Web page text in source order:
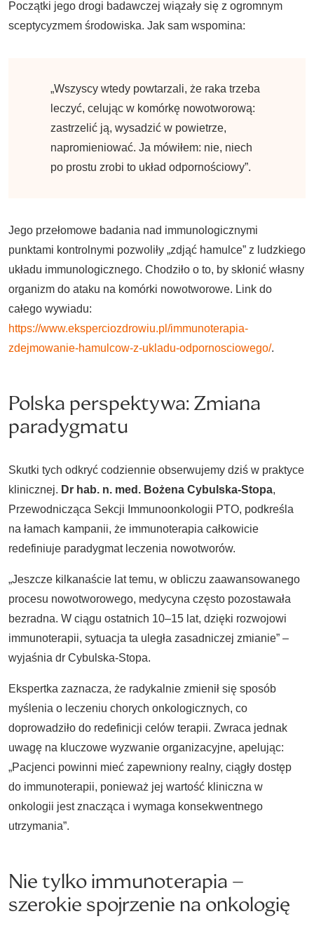
Początki jego drogi badawczej wiązały się z ogromnym
sceptycyzmem środowiska. Jak sam wspomina:
„Wszyscy wtedy powtarzali, że raka trzeba
leczyć, celując w komórkę nowotworową:
zastrzelić ją, wysadzić w powietrze,
napromieniować. Ja mówiłem: nie, niech
po prostu zrobi to układ odpornościowy”.
Jego przełomowe badania nad immunologicznymi
punktami kontrolnymi pozwoliły „zdjąć hamulce” z ludzkiego
układu immunologicznego. Chodziło o to, by skłonić własny
organizm do ataku na komórki nowotworowe. Link do
całego wywiadu:
https://www.eksperciozdrowiu.pl/immunoterapia-
zdejmowanie-hamulcow-z-ukladu-odpornosciowego/.
Polska perspektywa: Zmiana
paradygmatu
Skutki tych odkryć codziennie obserwujemy dziś w praktyce
klinicznej. Dr hab. n. med. Bożena Cybulska-Stopa,
Przewodnicząca Sekcji Immunoonkologii PTO, podkreśla
na łamach kampanii, że immunoterapia całkowicie
redefiniuje paradygmat leczenia nowotworów.
„Jeszcze kilkanaście lat temu, w obliczu zaawansowanego
procesu nowotworowego, medycyna często pozostawała
bezradna. W ciągu ostatnich 10–15 lat, dzięki rozwojowi
immunoterapii, sytuacja ta uległa zasadniczej zmianie” –
wyjaśnia dr Cybulska-Stopa.
Ekspertka zaznacza, że radykalnie zmienił się sposób
myślenia o leczeniu chorych onkologicznych, co
doprowadziło do redefinicji celów terapii. Zwraca jednak
uwagę na kluczowe wyzwanie organizacyjne, apelując:
„Pacjenci powinni mieć zapewniony realny, ciągły dostęp
do immunoterapii, ponieważ jej wartość kliniczna w
onkologii jest znacząca i wymaga konsekwentnego
utrzymania”.
Nie tylko immunoterapia –
szerokie spojrzenie na onkologię